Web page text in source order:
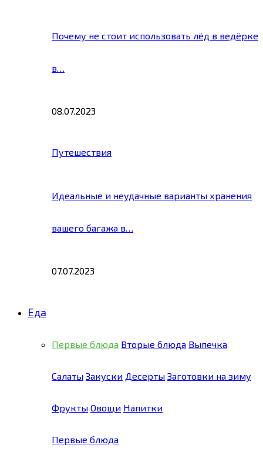
Почему не стоит использовать лёд в ведёрке
в…
08.07.2023
Путешествия
Идеальные и неудачные варианты хранения
вашего багажа в…
07.07.2023
Еда
Первые блюда Вторые блюда Выпечка
Салаты Закуски Десерты Заготовки на зиму
Фрукты Овощи Напитки
Первые блюда